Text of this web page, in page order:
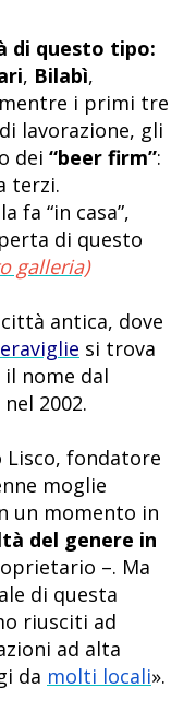
di questo tipo:
, Bilabì,
i primi tre
lavorazione, gli
dei “beer firm”:
terzi.
fa “in casa”,
di questo
galleria)
antica, dove
si trova
il nome dal
2002.
Lisco, fondatore
moglie
un momento in
del genere in
–. Ma
di questa
riusciti ad
ad alta
da molti locali».